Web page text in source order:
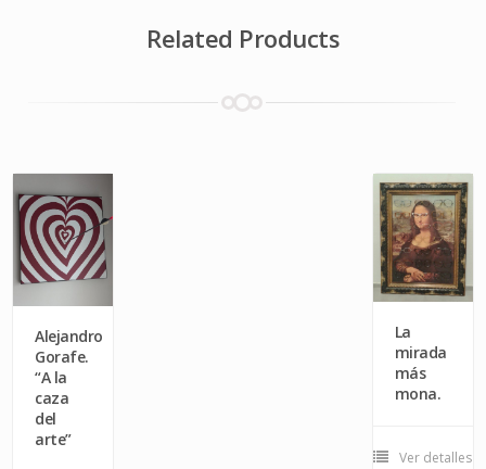
Related Products
Alejandro
Gorafe.
“A la
caza
del
arte”
La
mirada
más
mona.
Ver detalles